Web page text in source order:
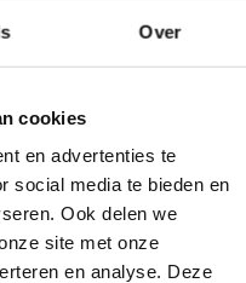
Over
cookies
en advertenties te
social media te bieden en
Ook delen we
site met onze
en analyse. Deze